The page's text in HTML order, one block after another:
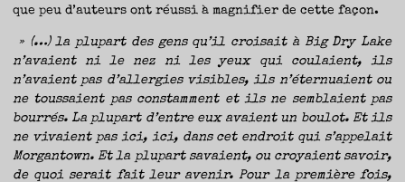
que peu d’auteurs ont réussi à magnifier de cette façon.
» (…) la plupart des gens qu’il croisait à Big Dry Lake
n’avaient ni le nez ni les yeux qui coulaient, ils
n’avaient pas d’allergies visibles, ils n’éternuaient ou
ne toussaient pas constamment et ils ne semblaient pas
bourrés. La plupart d’entre eux avaient un boulot. Et ils
ne vivaient pas ici, ici, dans cet endroit qui s’appelait
Morgantown. Et la plupart savaient, ou croyaient savoir,
de quoi serait fait leur avenir. Pour la première fois,